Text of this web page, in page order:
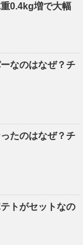
0.4kg増で大幅
なのはなぜ？チ
たのはなぜ？チ
トがセットなの